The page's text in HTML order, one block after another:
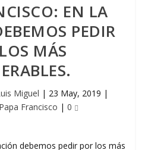
EN LA
PEDIR
MÁS
Miguel | 23 May, 2019 |
Papa Francisco | 0